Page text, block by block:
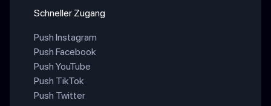
Schneller Zugang
Push Instagram
Push Facebook
Push YouTube
Push TikTok
Push Twitter